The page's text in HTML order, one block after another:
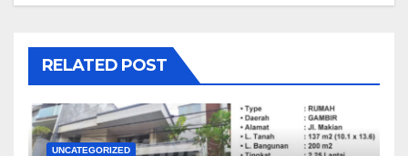
RELATED POST
UNCATEGORIZED